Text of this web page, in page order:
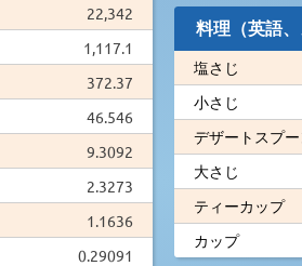
22,342
1,117.1
372.37
46.546
9.3092
2.3273
1.1636
0.29091
料理（英語、
塩さじ
小さじ
デザートスプ
大さじ
ティーカップ
カップ